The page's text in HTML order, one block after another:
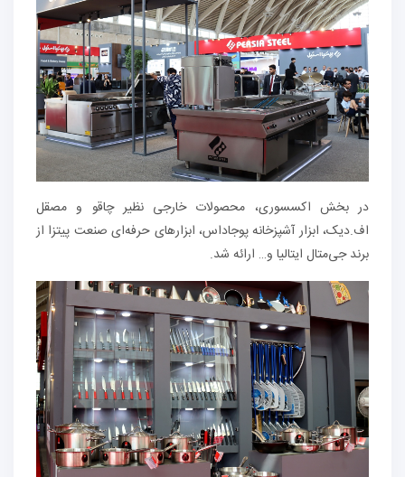
در بخش اکسسوری، محصولات خارجی نظیر چاقو و مصقل
اف.‌دیک، ابزار آشپزخانه پوجاداس، ابزارهای حرفه‌ای صنعت پیتزا از
برند جی‌متال ایتالیا و… ارائه شد.